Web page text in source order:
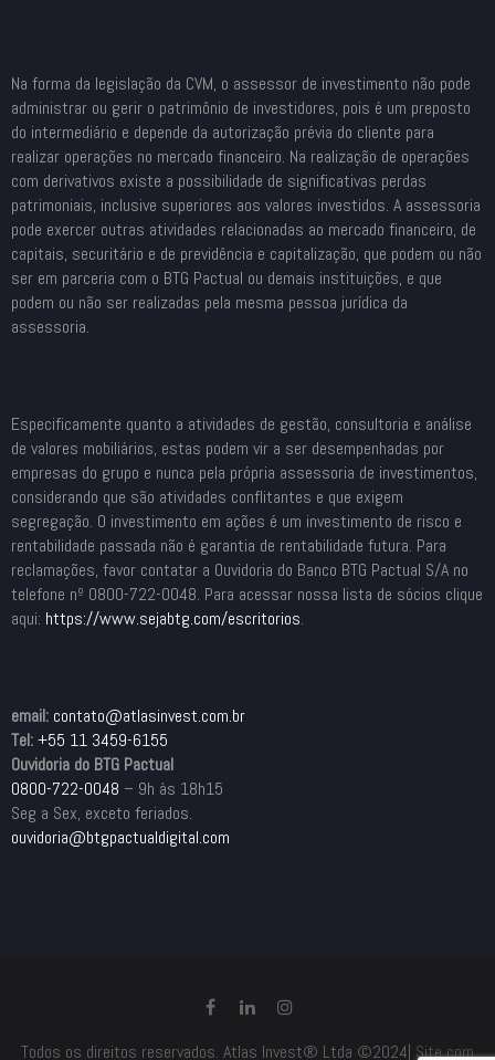
Na forma da legislação da CVM, o assessor de investimento não pode
administrar ou gerir o patrimônio de investidores, pois é um preposto
do intermediário e depende da autorização prévia do cliente para
realizar operações no mercado financeiro. Na realização de operações
com derivativos existe a possibilidade de significativas perdas
patrimoniais, inclusive superiores aos valores investidos. A assessoria
pode exercer outras atividades relacionadas ao mercado financeiro, de
capitais, securitário e de previdência e capitalização, que podem ou não
ser em parceria com o BTG Pactual ou demais instituições, e que
podem ou não ser realizadas pela mesma pessoa jurídica da
assessoria.
Especificamente quanto a atividades de gestão, consultoria e análise
de valores mobiliários, estas podem vir a ser desempenhadas por
empresas do grupo e nunca pela própria assessoria de investimentos,
considerando que são atividades conflitantes e que exigem
segregação. O investimento em ações é um investimento de risco e
rentabilidade passada não é garantia de rentabilidade futura. Para
reclamações, favor contatar a Ouvidoria do Banco BTG Pactual S/A no
telefone nº 0800-722-0048. Para acessar nossa lista de sócios clique
aqui: https://www.sejabtg.com/escritorios.
email: contato@atlasinvest.com.br
Tel:+55 11 3459-6155
Ouvidoria do BTG Pactual
0800-722-0048 – 9h às 18h15
Seg a Sex, exceto feriados.
ouvidoria@btgpactualdigital.com
Todos os direitos reservados. Atlas Invest® Ltda ©2024| Site com